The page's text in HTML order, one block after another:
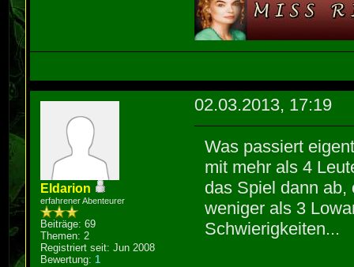
Eldarion
erfahrener Abenteurer
Beiträge: 69
Themen: 2
Registriert seit: Jun 2008
Bewertung:1
02.03.2013, 17:19
Was passiert
mit mehr als 4
das Spiel dann ab,
weniger als 3
Schwierigkeiten...